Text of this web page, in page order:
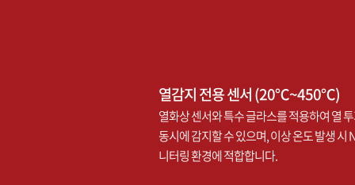
열감지 전용 센서 (20℃~450℃)
열화상 센서와 특수 글라스를 적용하여 열
동시에 감지할 수 있으며, 이상 온도 발생 시
니터링 환경에 적합합니다.